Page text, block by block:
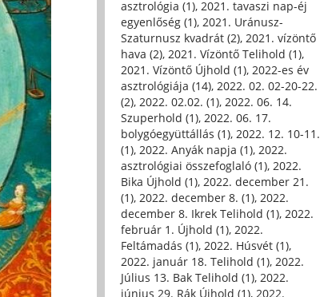
asztrológia (1), 2021. tavaszi nap-éj
egyenlőség (1), 2021. Uránusz-
Szaturnusz kvadrát (2), 2021. vízöntő
hava (2), 2021. Vízöntő Telihold (1),
2021. Vízöntő Újhold (1), 2022-es év
asztrológiája (14), 2022. 02. 02-20-22.
(2), 2022. 02.02. (1), 2022. 06. 14.
Szuperhold (1), 2022. 06. 17.
bolygóegyüttállás (1), 2022. 12. 10-11.
(1), 2022. Anyák napja (1), 2022.
asztrológiai összefoglaló (1), 2022.
Bika Újhold (1), 2022. december 21.
(1), 2022. december 8. (1), 2022.
december 8. Ikrek Telihold (1), 2022.
február 1. Újhold (1), 2022.
Feltámadás (1), 2022. Húsvét (1),
2022. január 18. Telihold (1), 2022.
Július 13. Bak Telihold (1), 2022.
június 29. Rák Újhold (1), 2022.